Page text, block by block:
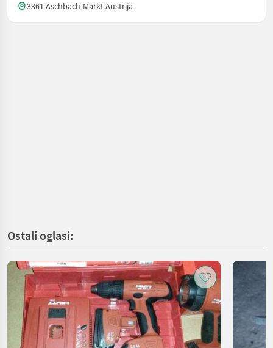
3361 Aschbach-Markt Austrija
Ostali oglasi: